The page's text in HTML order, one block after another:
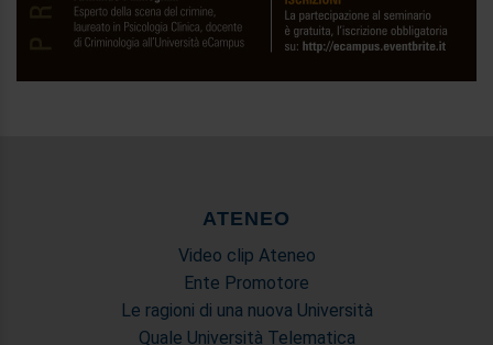
ATENEO
Video clip Ateneo
Ente Promotore
Le ragioni di una nuova Università
Quale Università Telematica